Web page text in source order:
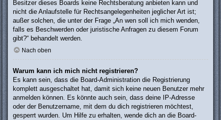
Besitzer dieses Boards keine Rechtsberatung anbieten kann und
nicht die Anlaufstelle für Rechtsangelegenheiten jeglicher Art ist;
außer solchen, die unter der Frage „An wen soll ich mich wenden,
falls es Beschwerden oder juristische Anfragen zu diesem Forum
gibt?“ behandelt werden.
Nach oben
Warum kann ich mich nicht registrieren?
Es kann sein, dass die Board-Administration die Registrierung
komplett ausgeschaltet hat, damit sich keine neuen Benutzer mehr
anmelden können. Es könnte auch sein, dass deine IP-Adresse
oder der Benutzername, mit dem du dich registrieren möchtest,
gesperrt wurden. Um Hilfe zu erhalten, wende dich an die Board-